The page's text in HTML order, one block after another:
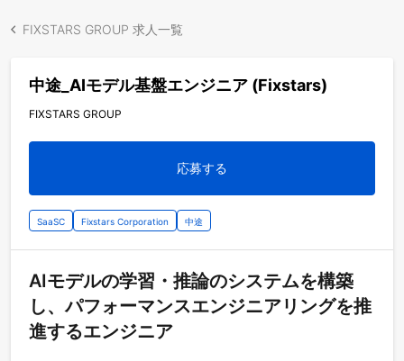
FIXSTARS GROUP 求人一覧
中途_AIモデル基盤エンジニア (Fixstars)
FIXSTARS GROUP
応募する
SaaSC Fixstars Corporation 中途
AIモデルの学習・推論のシステムを構築
し、パフォーマンスエンジニアリングを推
進するエンジニア